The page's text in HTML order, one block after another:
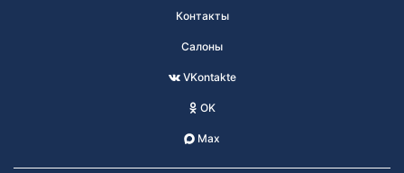
Контакты
Салоны
VKontakte
OK
Max